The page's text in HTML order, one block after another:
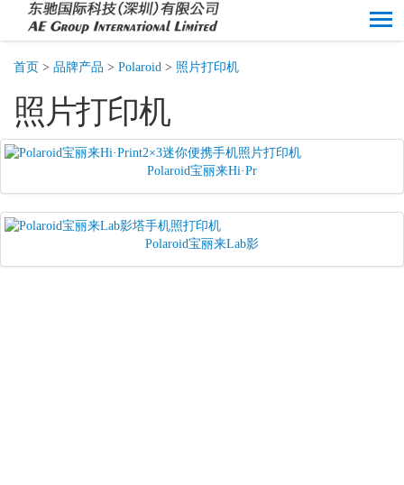
首页 > 品牌产品 > Polaroid > 照片打印机
照片打印机
Polaroid宝丽来Hi·Pr
Polaroid宝丽来Lab影